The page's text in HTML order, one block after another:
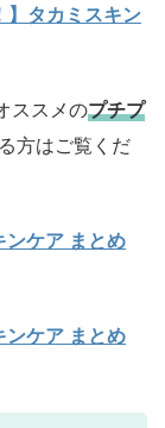
】タカミスキン
ススメのプチプ
方はご覧くだ
ケア まとめ
ケア まとめ